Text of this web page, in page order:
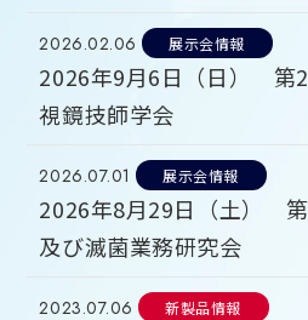
2026.02.06 展示会情報
2026年9月6日（日） 第
視鏡技師学会
2026.07.01 展示会情報
2026年8月29日（土）
及び滅菌業務研究会
2023.07.06 新製品情報